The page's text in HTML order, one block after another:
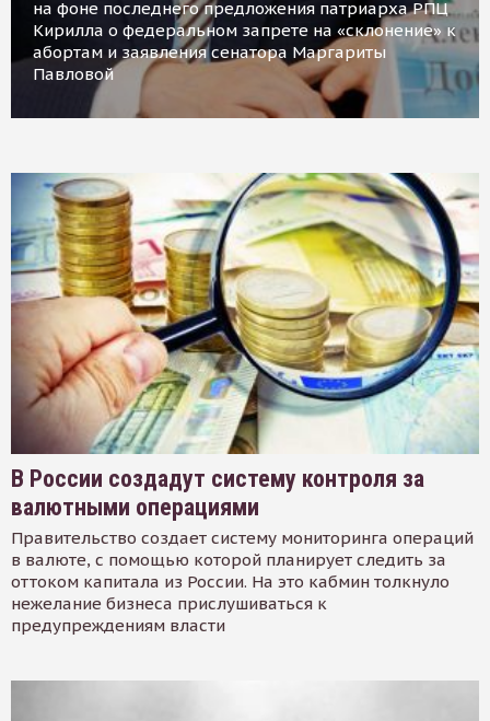
на фоне последнего предложения патриарха РПЦ
Кирилла о федеральном запрете на «склонение» к
абортам и заявления сенатора Маргариты
Павловой
В России создадут систему контроля за
валютными операциями
Правительство создает систему мониторинга операций
в валюте, с помощью которой планирует следить за
оттоком капитала из России. На это кабмин толкнуло
нежелание бизнеса прислушиваться к
предупреждениям власти